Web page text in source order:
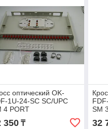
оптический OK-
1U-24-SC SC/UPC
4 PORT
350₸
SM
32